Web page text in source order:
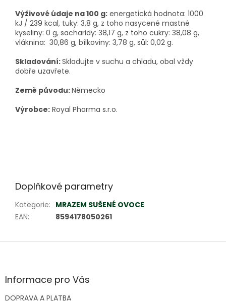
Výživové údaje na 100 g: energetická hodnota: 1000
kJ / 239 kcal, tuky: 3,8 g, z toho nasycené mastné
kyseliny: 0 g, sacharidy: 38,17 g, z toho cukry: 38,08 g,
vláknina: 30,86 g, bílkoviny: 3,78 g, sůl: 0,02 g.
Skladování:Skladujte v suchu a chladu, obal vždy
dobře uzavřete.
Země původu:Německo
Výrobce: Royal Pharma s.r.o.
Doplňkové parametry
Kategorie: MRAZEM SUŠENÉ OVOCE
EAN: 8594178050261
Z
aInformace pro Vás
DOPRAVA A PLATBA